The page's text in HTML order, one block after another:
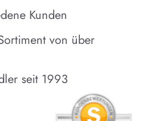
Kunden
von über
seit 1993